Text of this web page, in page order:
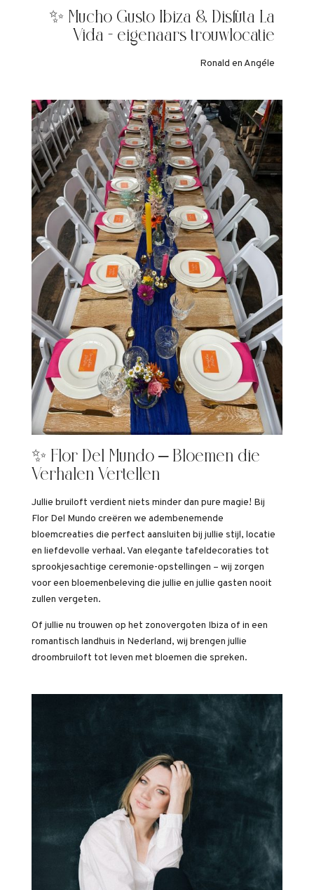
✨ Mucho Gusto Ibiza & Disfuta La
Vida - eigenaars trouwlocatie
Ronald en Angéle
✨ Flor Del Mundo – Bloemen die
Verhalen Vertellen
Jullie bruiloft verdient niets minder dan pure magie! Bij
Flor Del Mundo creëren we adembenemende
bloemcreaties die perfect aansluiten bij jullie stijl, locatie
en liefdevolle verhaal. Van elegante tafeldecoraties tot
sprookjesachtige ceremonie-opstellingen – wij zorgen
voor een bloemenbeleving die jullie en jullie gasten nooit
zullen vergeten.
Of jullie nu trouwen op het zonovergoten Ibiza of in een
romantisch landhuis in Nederland, wij brengen jullie
droombruiloft tot leven met bloemen die spreken.